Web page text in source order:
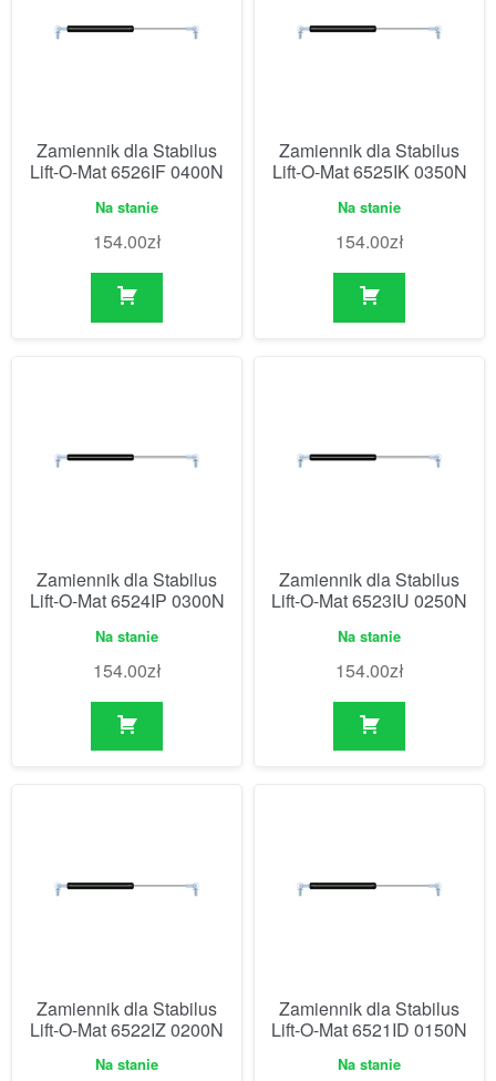
Zamiennik dla Stabilus
Lift-O-Mat 6526IF 0400N
Na stanie
154.00zł
Zamiennik dla Stabilus
Lift-O-Mat 6525IK 0350N
Na stanie
154.00zł
Zamiennik dla Stabilus
Lift-O-Mat 6524IP 0300N
Na stanie
154.00zł
Zamiennik dla Stabilus
Lift-O-Mat 6523IU 0250N
Na stanie
154.00zł
Zamiennik dla Stabilus
Lift-O-Mat 6522IZ 0200N
Na stanie
Zamiennik dla Stabilus
Lift-O-Mat 6521ID 0150N
Na stanie